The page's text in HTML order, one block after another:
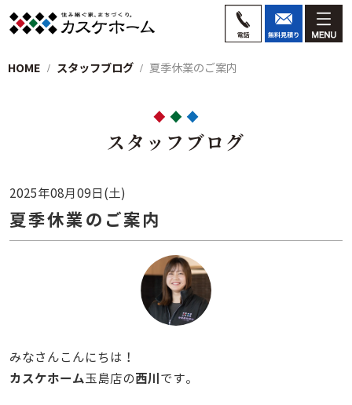
HOME スタッフブログ 夏季休業のご案内
スタッフブログ
2025年08月09日(土)
夏季休業のご案内
みなさんこんにちは！
カスケホーム玉島店の西川 です。